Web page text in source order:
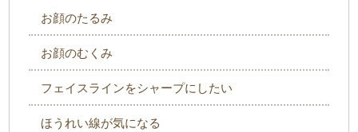
お顔のたるみ
お顔のむくみ
フェイスラインをシャープにしたい
ほうれい線が気になる